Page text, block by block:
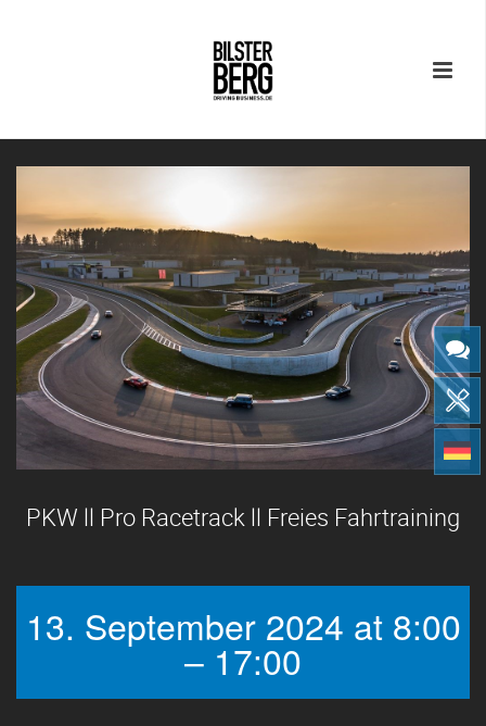
PKW ll Pro Racetrack ll Freies Fahrtraining
13. September 2024 at 8:00
– 17:00